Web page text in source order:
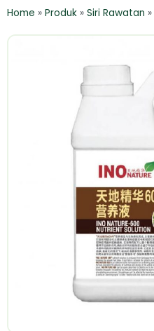
Home » Produk » Siri Rawatan »